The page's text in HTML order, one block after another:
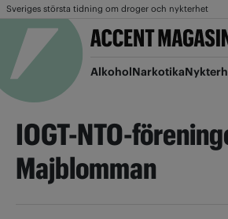
Sveriges största tidning om droger och nykterhet
AlkoholNarkotika
IOGT-NTO-
Majblomman